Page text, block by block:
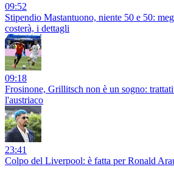
09:52
Stipendio Mastantuono, niente 50 e 50:
costerà, i dettagli
09:18
Frosinone, Grillitsch non è un sogno:
l'austriaco
23:41
Colpo del Liverpool: è fatta per Ronald